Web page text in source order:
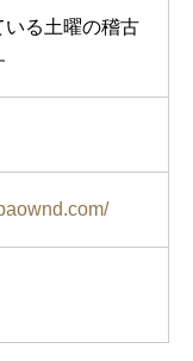
る土曜の稽古